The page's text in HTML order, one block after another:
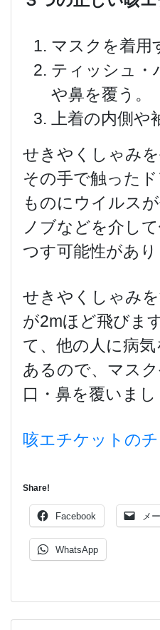
マスクを着用
ティッシュ・
や鼻を覆う。
上着の内側や
せきやくしゃみ
その手で触った
ものにウイルス
ノブなどを介し
つす可能性があり
せきやくしゃみ
が2mほど飛びま
て、他の人に病
あるので、マス
口・鼻を覆いまし
咳エチケットの
Share!
Facebook メ
WhatsApp